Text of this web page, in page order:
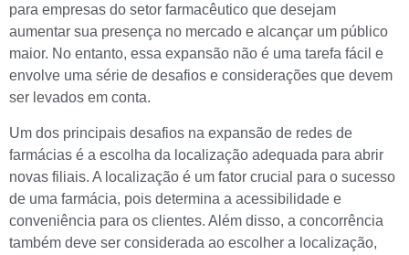
para empresas do setor farmacêutico que desejam
aumentar sua presença no mercado e alcançar um público
maior. No entanto, essa expansão não é uma tarefa fácil e
envolve uma série de desafios e considerações que devem
ser levados em conta.
Um dos principais desafios na expansão de redes de
farmácias é a escolha da localização adequada para abrir
novas filiais. A localização é um fator crucial para o sucesso
de uma farmácia, pois determina a acessibilidade e
conveniência para os clientes. Além disso, a concorrência
também deve ser considerada ao escolher a localização,